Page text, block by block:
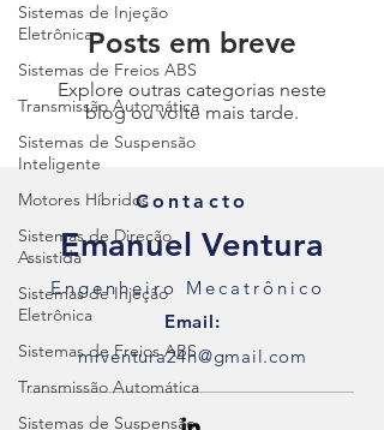
Sistemas de Injeção
Eletrônica
Sistemas de Freios ABS
Transmissão Automática
Sistemas de Suspensão
Inteligente
Motores Híbridos
Sistemas de Direção
Assistida
Sistemas de Injeção
Eletrônica
Sistemas de Freios ABS
Transmissão Automática
Sistemas de Suspensão
Posts em breve
Explore outras categorias neste
blog ou volte mais tarde.
Contacto
Emanuel Ventura
Engenheiro Mecatrônico
Email:
mrventura24h@gmail.com